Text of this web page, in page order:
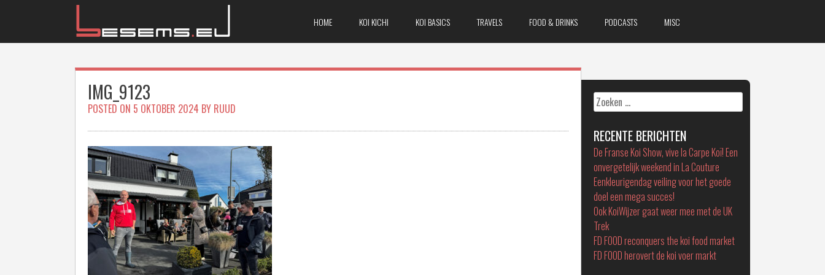
HOME KOI KICHI KOI BASICS TRAVELS FOOD & DRINKS PODCASTS MISC
IMG_9123
POSTED ON 5 OKTOBER 2024 BY RUUD
Zoeken
naar:
RECENTE BERICHTEN
De Franse Koi Show, vive la Carpe Koï! Een
onvergetelijk weekend in La Couture
Eenkleurigendag veiling voor het goede
doel een mega succes!
Ook KoiWijzer gaat weer mee met de UK
Trek
FD FOOD reconquers the koi food market
FD FOOD herovert de koi voer markt